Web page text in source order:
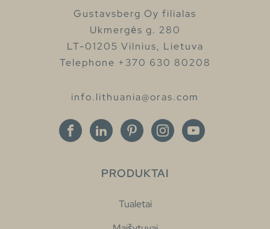
Gustavsberg Oy filialas
Ukmergės g. 280
LT-01205 Vilnius, Lietuva
Telephone +370 630 80208
info.lithuania@oras.com
PRODUKTAI
Tualetai